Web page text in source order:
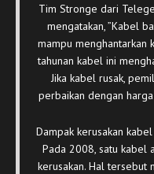
Tim Stronge dari
mengatakan, ”Kabel
mampu menghantarkan
tahunan kabel ini
Jika kabel rusak,
perbaikan dengan
Dampak kerusakan
Pada 2008, satu kabel
kerusakan. Hal tersebut